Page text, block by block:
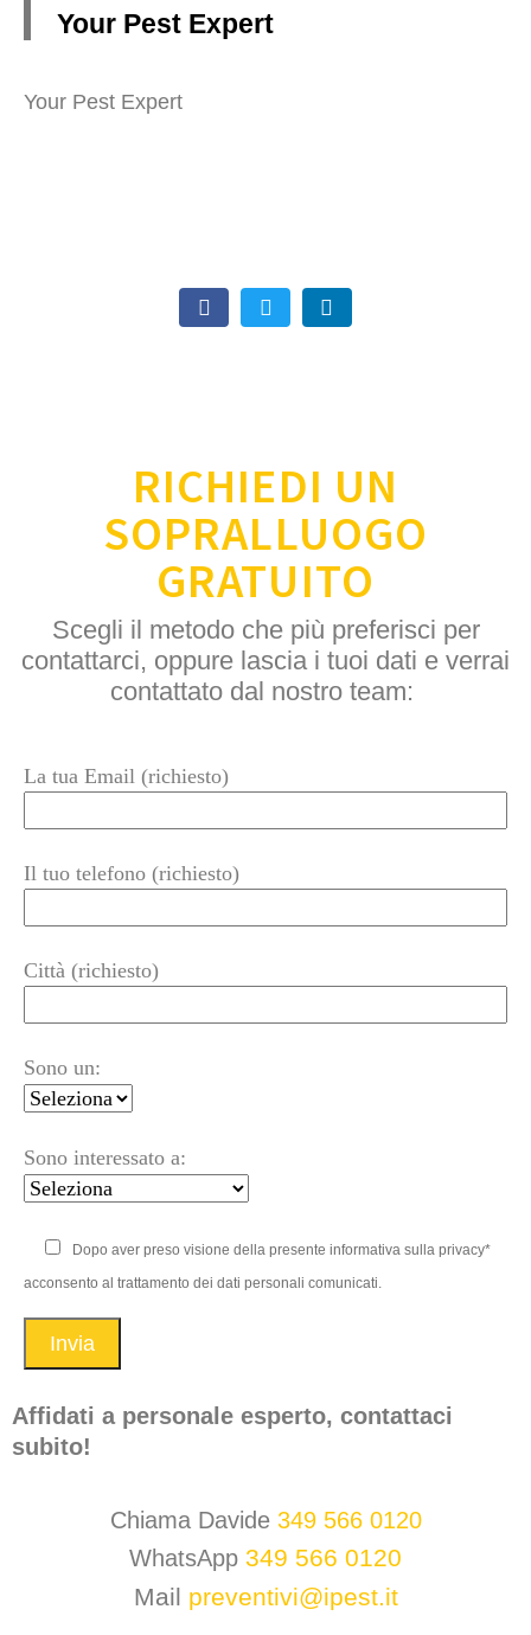
Your Pest Expert
Your Pest Expert
RICHIEDI UN
SOPRALLUOGO
GRATUITO
Scegli il metodo che più preferisci per
contattarci, oppure lascia i tuoi dati e verrai
contattato dal nostro team:
La tua Email (richiesto)
Il tuo telefono (richiesto)
Città (richiesto)
Sono un:
Sono interessato a:
Dopo aver preso visione della presente informativa sulla privacy*
acconsento al trattamento dei dati personali comunicati.
Affidati a personale esperto, contattaci
subito!
Chiama Davide 349 566 0120
WhatsApp 349 566 0120
Mail preventivi@ipest.it